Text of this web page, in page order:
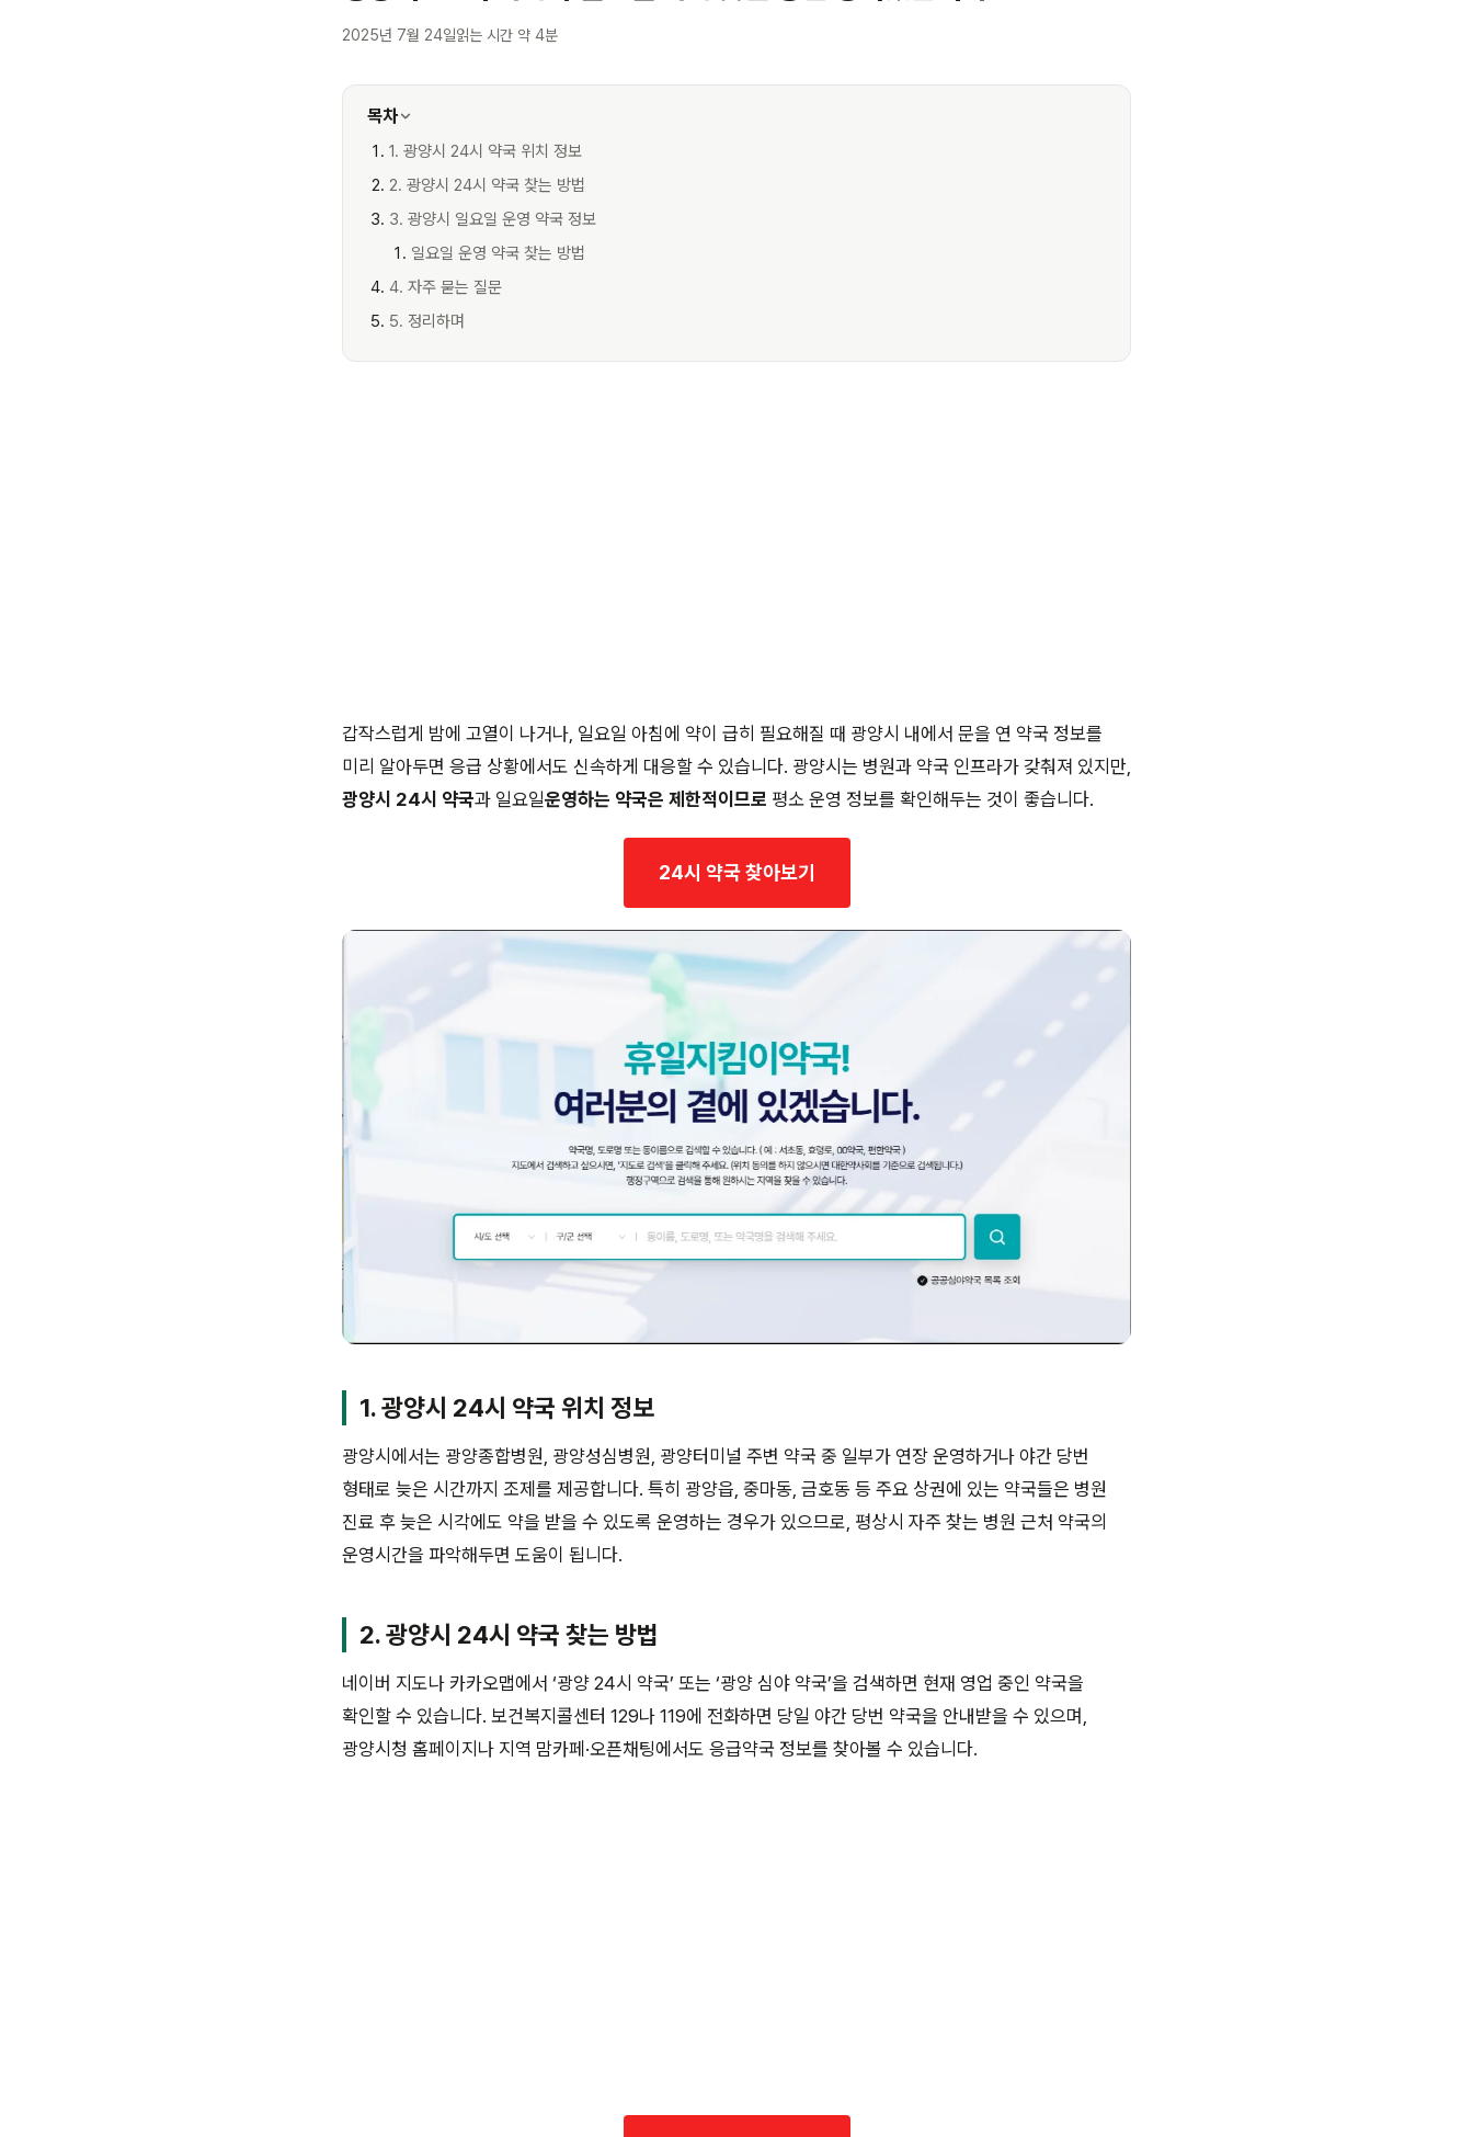
2025년 7월 24일읽는 시간 약 4분
목차
1. 광양시 24시 약국 위치 정보
2. 광양시 24시 약국 찾는 방법
3. 광양시 일요일 운영 약국 정보
일요일 운영 약국 찾는 방법
4. 자주 묻는 질문
5. 정리하며
갑작스럽게 밤에 고열이 나거나, 일요일 아침에 약이 급히 필요해질 때 광양시 내에서 문을 연 약국 정보를
미리 알아두면 응급 상황에서도 신속하게 대응할 수 있습니다. 광양시는 병원과 약국 인프라가 갖춰져 있지만,
광양시 24시 약국과 일요일운영하는 약국은 제한적이므로 평소 운영 정보를 확인해두는 것이 좋습니다.
24시 약국 찾아보기
1. 광양시 24시 약국 위치 정보
광양시에서는 광양종합병원, 광양성심병원, 광양터미널 주변 약국 중 일부가 연장 운영하거나 야간 당번
형태로 늦은 시간까지 조제를 제공합니다. 특히 광양읍, 중마동, 금호동 등 주요 상권에 있는 약국들은 병원
진료 후 늦은 시각에도 약을 받을 수 있도록 운영하는 경우가 있으므로, 평상시 자주 찾는 병원 근처 약국의
운영시간을 파악해두면 도움이 됩니다.
2. 광양시 24시 약국 찾는 방법
네이버 지도나 카카오맵에서 ‘광양 24시 약국’ 또는 ‘광양 심야 약국’을 검색하면 현재 영업 중인 약국을
확인할 수 있습니다. 보건복지콜센터 129나 119에 전화하면 당일 야간 당번 약국을 안내받을 수 있으며,
광양시청 홈페이지나 지역 맘카페·오픈채팅에서도 응급약국 정보를 찾아볼 수 있습니다.